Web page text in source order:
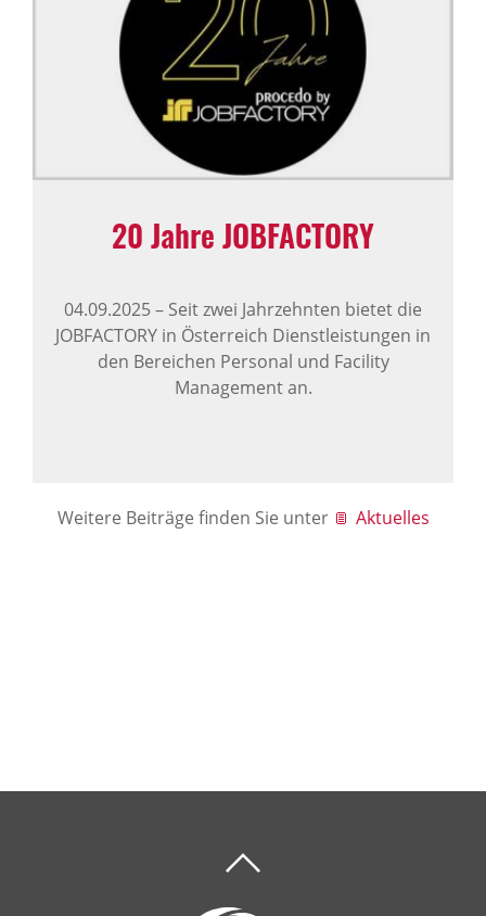
20 Jahre JOBFAC­TORY
04.09.2025– Seit zwei Jahrzehnten bietet die
JOBFACTORY in Österreich Dienstleistungen in
den Bereichen Personal und Facility
Management an.
Weitere Beiträge finden Sie unter Aktuelles